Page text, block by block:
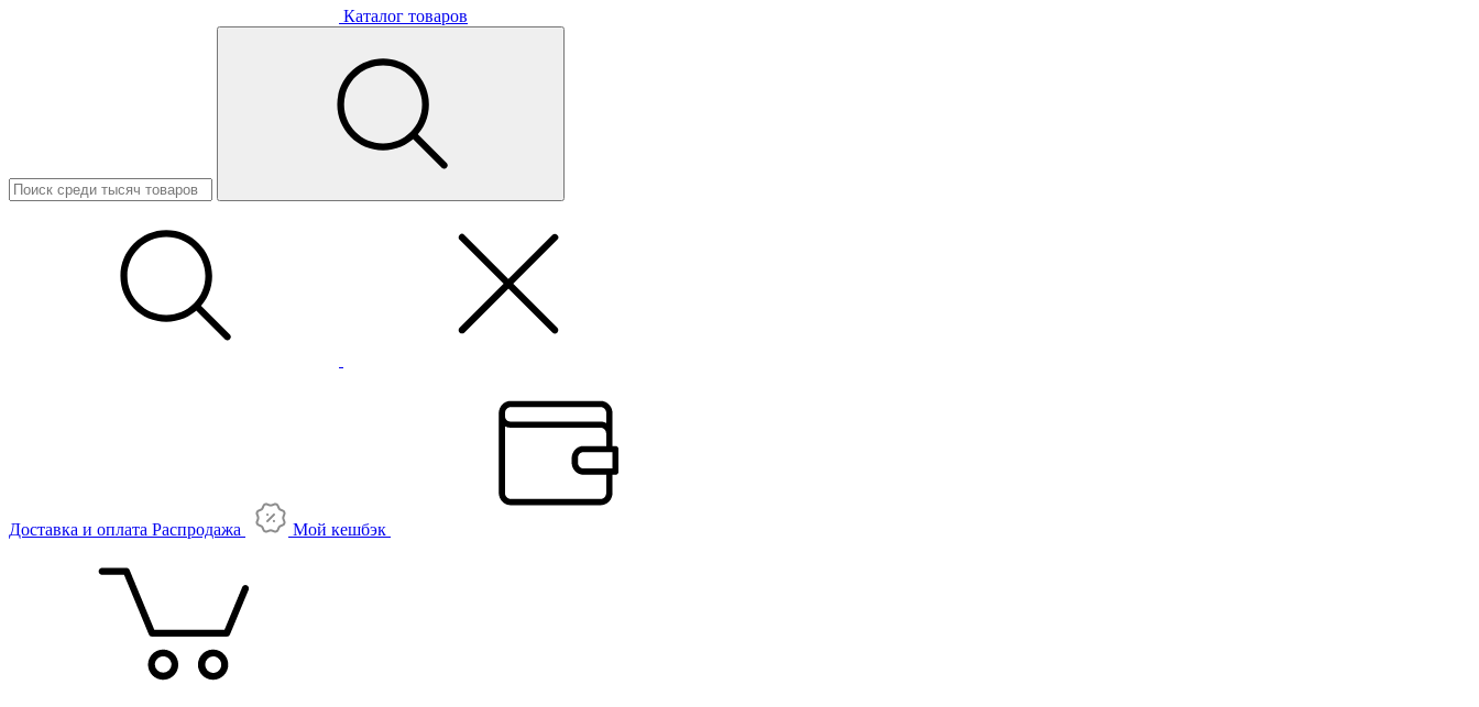
Каталог товаров
Доставка и оплата Распродажа Мой кешбэк